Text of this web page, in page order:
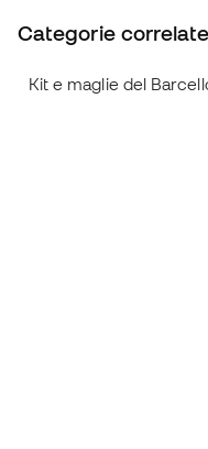
Categorie
Kit e maglie del